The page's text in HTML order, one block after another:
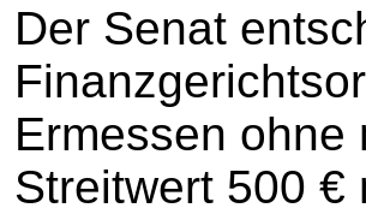
Der Senat
Ermessen ohne
Streitwert 500 €